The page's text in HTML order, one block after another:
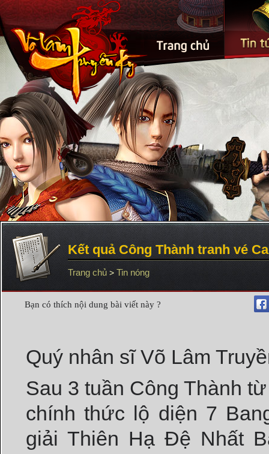
Kết quả Công Thành tranh vé
Trang chủ > Tin nóng
Bạn có thích nội dung bài viết này ?
Quý nhân sĩ Võ Lâm
Sau 3 tuần Công Thành
chính thức lộ diện 7
giải Thiên Hạ Đệ Nhất